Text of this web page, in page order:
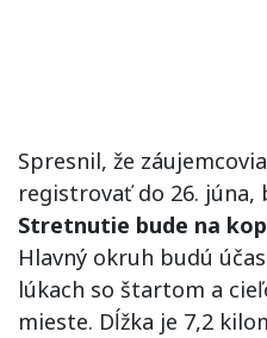
Spresnil, že
registrovať do 26. júna,
Stretnutie bude na
Hlavný okruh budú
lúkach so štartom a
mieste. Dĺžka je 7,2